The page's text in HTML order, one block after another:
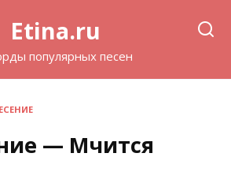
Etina.ru
популярных песен
— Мчится